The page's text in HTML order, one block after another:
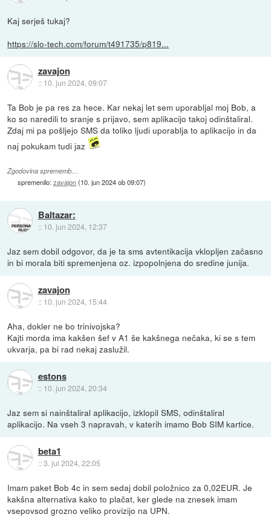
Kaj serješ tukaj?
https://slo-tech.com/forum/t491735/p819...
zavajon
:: 10. jun 2024, 09:07
Ta Bob je pa res za hece. Kar nekaj let sem uporabljal moj Bob, a
ko so naredili to sranje s prijavo, sem aplikacijo takoj odinštaliral.
Zdaj mi pa pošljejo SMS da toliko ljudi uporablja to aplikacijo in da
naj pokukam tudi jaz
Zgodovina sprememb…
spremenilo:zavajon(10. jun 2024 ob 09:07)
Baltazar:
:: 10. jun 2024, 12:37
Jaz sem dobil odgovor, da je ta sms avtentikacija vklopljen začasno
in bi morala biti spremenjena oz. izpopolnjena do sredine junija.
zavajon
:: 10. jun 2024, 15:44
Aha, dokler ne bo trinivojska?
Kajti morda ima kakšen šef v A1 še kakšnega nečaka, ki se s tem
ukvarja, pa bi rad nekaj zaslužil.
estons
:: 10. jun 2024, 20:34
Jaz sem si nainštaliral aplikacijo, izklopil SMS, odinštaliral
aplikacijo. Na vseh 3 napravah, v katerih imamo Bob SIM kartice.
beta1
::3. jul 2024, 22:05
Imam paket Bob 4c in sem sedaj dobil položnico za 0,02EUR. Je
kakšna alternativa kako to plačat, ker glede na znesek imam
vsepovsod grozno veliko provizijo na UPN.